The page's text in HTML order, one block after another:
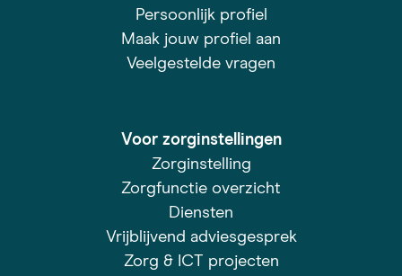
Persoonlijk profiel
Maak jouw profiel aan
Veelgestelde vragen
Voor zorginstellingen
Zorginstelling
Zorgfunctie overzicht
Diensten
Vrijblijvend adviesgesprek
Zorg & ICT projecten